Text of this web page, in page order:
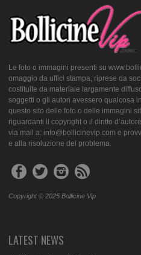
Le foto o immagini presenti su
omaggio da uffici stampa, riprese da
costituite da materiale largamente
soggetti o gli autori avessero qualcosa
questo sito delle foto o delle immagini
riguardanti il copyright o il diritto
via mail a: info@bollicinevip.com e
e alla risoluzione del problema.
Copyright © 2025 Bollicine Vip
LATEST NEWS